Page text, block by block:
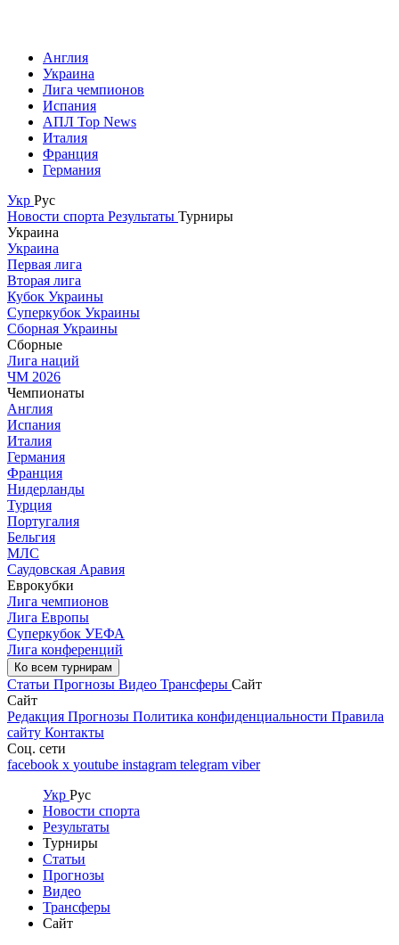
Англия
Украина
Лига чемпионов
Испания
АПЛ Top News
Италия
Франция
Германия
Укр Рус
Новости спорта Результаты Турниры
Украина
Украина
Первая лига
Вторая лига
Кубок Украины
Суперкубок Украины
Сборная Украины
Сборные
Лига наций
ЧМ 2026
Чемпионаты
Англия
Испания
Италия
Германия
Франция
Нидерланды
Турция
Португалия
Бельгия
МЛС
Саудовская Аравия
Еврокубки
Лига чемпионов
Лига Европы
Суперкубок УЕФА
Лига конференций
Ко всем турнирам
Статьи Прогнозы Видео Трансферы Сайт
Сайт
Редакция Прогнозы Политика конфиденциальности Правила
сайту Контакты
Соц. сети
facebook x youtube instagram telegram viber
Укр Рус
Новости спорта
Результаты
Турниры
Статьи
Прогнозы
Видео
Трансферы
Сайт